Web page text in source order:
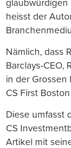
glaubwürdigen
heisst der
Nämlich, dass
Barclays-CEO,
in der Grossen
CS First
Diese umfasst
CS
Artikel mit